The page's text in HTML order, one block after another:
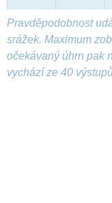
Pravděpodobnost
srážek. Maximum
očekávaný úhrn pak
vychází ze 40